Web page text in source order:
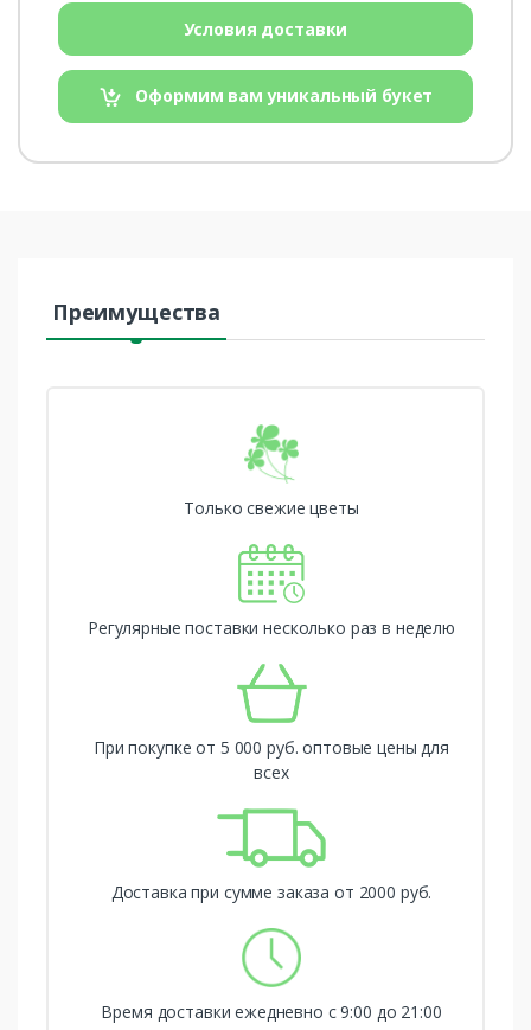
Условия доставки
Оформим вам уникальный букет
Преимущества
Только свежие цветы
Регулярные поставки несколько раз в неделю
При покупке от 5 000 руб. оптовые цены для
всех
Доставка при сумме заказа от 2000 руб.
Время доставки ежедневно с 9:00 до 21:00